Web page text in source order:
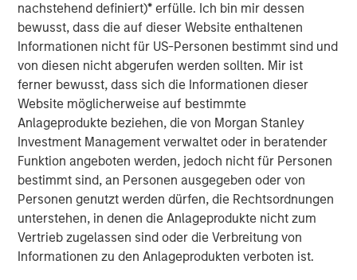
nachstehend definiert)* erfülle. Ich bin mir dessen
bewusst, dass die auf dieser Website enthaltenen
Informationen nicht für US-Personen bestimmt sind und
von diesen nicht abgerufen werden sollten. Mir ist
ferner bewusst, dass sich die Informationen dieser
Website möglicherweise auf bestimmte
Anlageprodukte beziehen, die von Morgan Stanley
Investment Management verwaltet oder in beratender
Funktion angeboten werden, jedoch nicht für Personen
bestimmt sind, an Personen ausgegeben oder von
Personen genutzt werden dürfen, die Rechtsordnungen
unterstehen, in denen die Anlageprodukte nicht zum
Vertrieb zugelassen sind oder die Verbreitung von
Informationen zu den Anlageprodukten verboten ist.
As active asset managers with a focus on delivering
repeatable alpha, we use quantitative tools to enhance
our investment process to bring structure and rigour to
how we interpret the data that matters for corporate
credit markets. Our Broad Markets Fixed Income team has
developed a proprietary, factor-based framework - the
MSIM Quantitative Credit Strategy (QCS) model - to
support tactical credit risk positioning over short horizons
(typically one to three months) using five core signals:
Market Technicals, Risk Sentiment, Business Cycle, Carry
and Valuation. Our approach is integrated into our
fundamentals-driven decision-making, helping us assess
when credit risk premia appear more or less attractive,